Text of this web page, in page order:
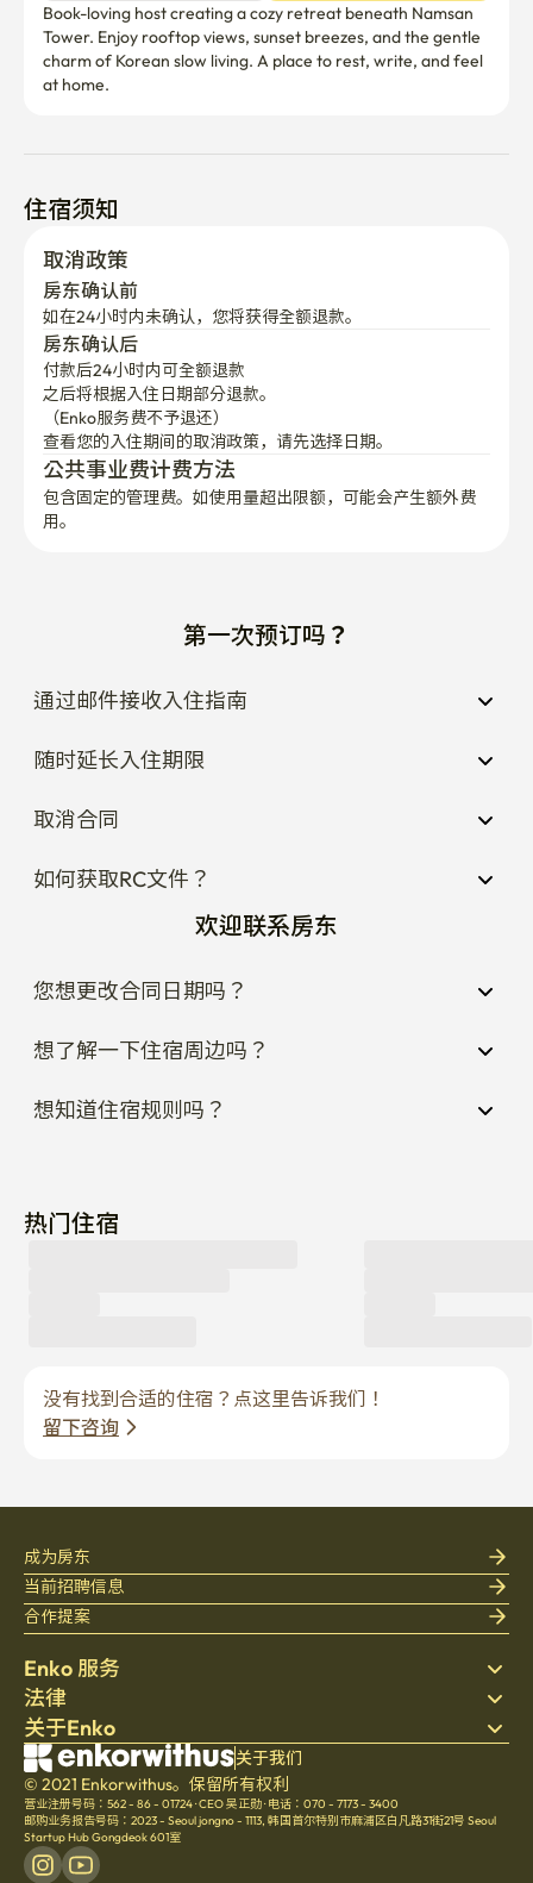
Book-loving host creating a cozy retreat beneath Namsan
Tower. Enjoy rooftop views, sunset breezes, and the gentle
charm of Korean slow living. A place to rest, write, and feel
at home.
住宿须知
取消政策
房东确认前
如在24小时内未确认，您将获得全额退款。
房东确认后
付款后24小时内可全额退款
之后将根据入住日期部分退款。
（Enko服务费不予退还）
查看您的入住期间的取消政策，请先选择日期。
公共事业费计费方法
包含固定的管理费。如使用量超出限额，可能会产生额外费
用。
第一次预订吗？
通过邮件接收入住指南
随时延长入住期限
取消合同
如何获取RC文件？
欢迎联系房东
您想更改合同日期吗？
想了解一下住宿周边吗？
想知道住宿规则吗？
热门住宿
没有找到合适的住宿？点这里告诉我们！
留下咨询
Enko 服务
搜索房源
床上用品
博客
帮助中心
法律
隐私政策
服务条款
取消与退款政策
关于Enko
公司介绍
招聘
文化
成为房东
当前招聘信息
合作提案
关于我们
© 2021 Enkorwithus。保留所有权利
营业注册号码：562 - 86 - 01724·CEO 吴正勋· 电话：070 - 7173 - 3400
邮购业务报告号码：2023 - Seoul jongno - 1113, 韩国首尔特别市麻浦区白凡路31街21号 Seoul
Startup Hub Gongdeok 601室